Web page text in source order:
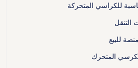
للكراسي المتحركة
التنقل
للبيع
المتحرك